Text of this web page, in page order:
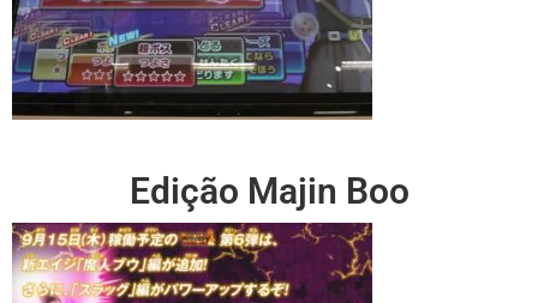
Edição Majin Boo